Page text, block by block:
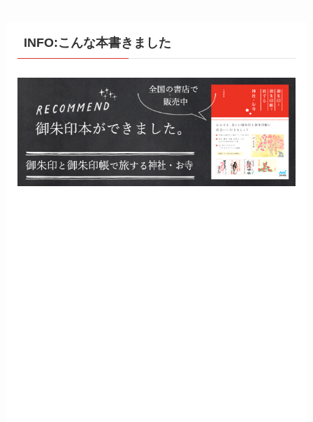
INFO:こんな本書きました